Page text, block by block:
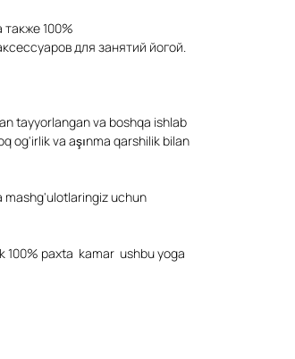
100%
для занятий йогой.
tayyorlangan va boshqa ishlab
og'irlik va aşınma qarshilik bilan
mashg'ulotlaringiz uchun
100% paxta kamar ushbu yoga